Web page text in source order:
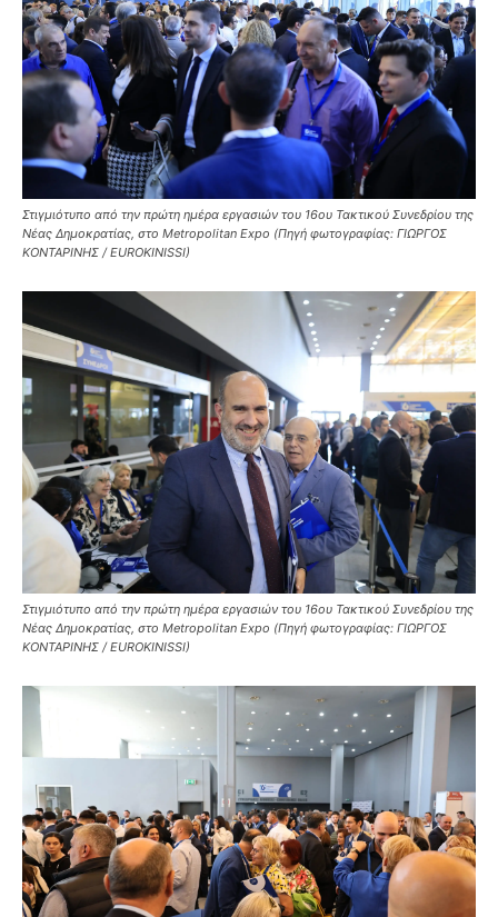
Στιγμιότυπο από την πρώτη ημέρα εργασιών του 16ου Τακτικού Συνεδρίου της
Νέας Δημοκρατίας, στο Metropolitan Expo (Πηγή φωτογραφίας: ΓΙΩΡΓΟΣ
ΚΟΝΤΑΡΙΝΗΣ / EUROKINISSI)
Στιγμιότυπο από την πρώτη ημέρα εργασιών του 16ου Τακτικού Συνεδρίου της
Νέας Δημοκρατίας, στο Metropolitan Expo (Πηγή φωτογραφίας: ΓΙΩΡΓΟΣ
ΚΟΝΤΑΡΙΝΗΣ / EUROKINISSI)